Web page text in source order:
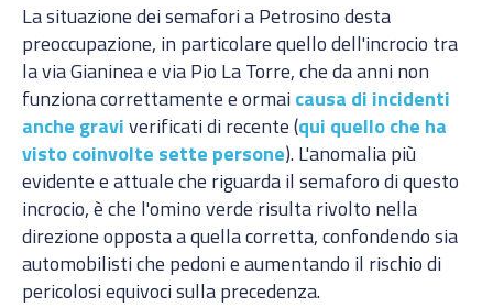
La situazione dei semafori a Petrosino desta
preoccupazione, in particolare quello dell'incrocio tra
la via Gianinea e via Pio La Torre, che da anni non
funziona correttamente e ormaicausa di incidenti
anche graviverificati di recente (qui quello che ha
visto coinvolte sette persone). L'anomalia più
evidente e attuale che riguarda il semaforo di questo
incrocio, è che l'omino verde risulta rivolto nella
direzione opposta a quella corretta, confondendo sia
automobilisti che pedoni e aumentando il rischio di
pericolosi equivoci sulla precedenza.